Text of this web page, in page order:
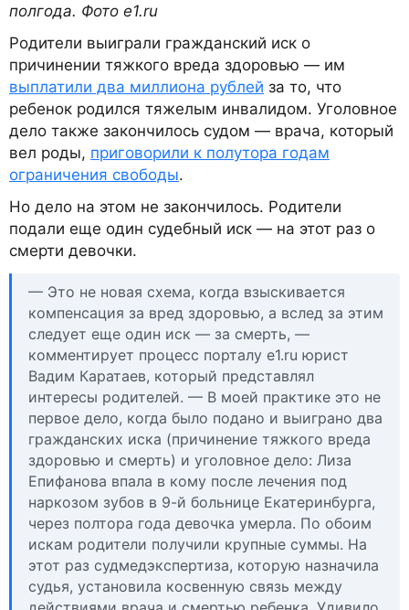
полгода. Фото e1.ru
Родители выиграли гражданский иск о
причинении тяжкого вреда здоровью — им
выплатили два миллиона рублей за то, что
ребенок родился тяжелым инвалидом. Уголовное
дело также закончилось судом — врача, который
вел роды, приговорили к полутора годам
ограничения свободы.
Но дело на этом не закончилось. Родители
подали еще один судебный иск — на этот раз о
смерти девочки.
— Это не новая схема, когда взыскивается
компенсация за вред здоровью, а вслед за этим
следует еще один иск — за смерть, —
комментирует процесс порталу e1.ru юрист
Вадим Каратаев, который представлял
интересы родителей. — В моей практике это не
первое дело, когда было подано и выиграно два
гражданских иска (причинение тяжкого вреда
здоровью и смерть) и уголовное дело: Лиза
Епифанова впала в кому после лечения под
наркозом зубов в 9-й больнице Екатеринбурга,
через полтора года девочка умерла. По обоим
искам родители получили крупные суммы. На
этот раз судмедэкспертиза, которую назначила
судья, установила косвенную связь между